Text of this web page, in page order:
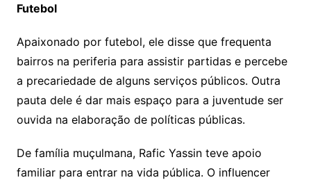
Futebol
Apaixonado por futebol, ele disse que frequenta
bairros na periferia para assistir partidas e percebe
a precariedade de alguns serviços públicos. Outra
pauta dele é dar mais espaço para a juventude ser
ouvida na elaboração de políticas públicas.
De família muçulmana, Rafic Yassin teve apoio
familiar para entrar na vida pública. O influencer